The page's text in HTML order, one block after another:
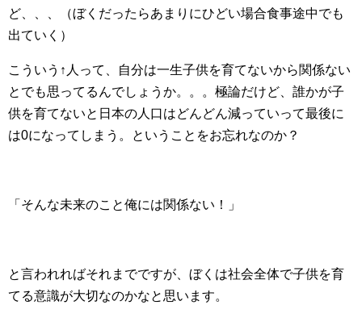
ど、、、（ぼくだったらあまりにひどい場合食事途中でも
出ていく）
こういう↑人って、自分は一生子供を育てないから関係ない
とでも思ってるんでしょうか。。。極論だけど、誰かが子
供を育てないと日本の人口はどんどん減っていって最後に
は0になってしまう。ということをお忘れなのか？
「そんな未来のこと俺には関係ない！」
と言われればそれまでですが、ぼくは社会全体で子供を育
てる意識が大切なのかなと思います。